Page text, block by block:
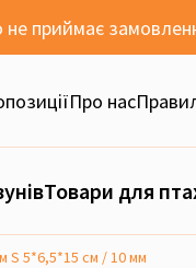
приймає
Про нас
Товари для
S 5*6,5*15 см / 10 мм